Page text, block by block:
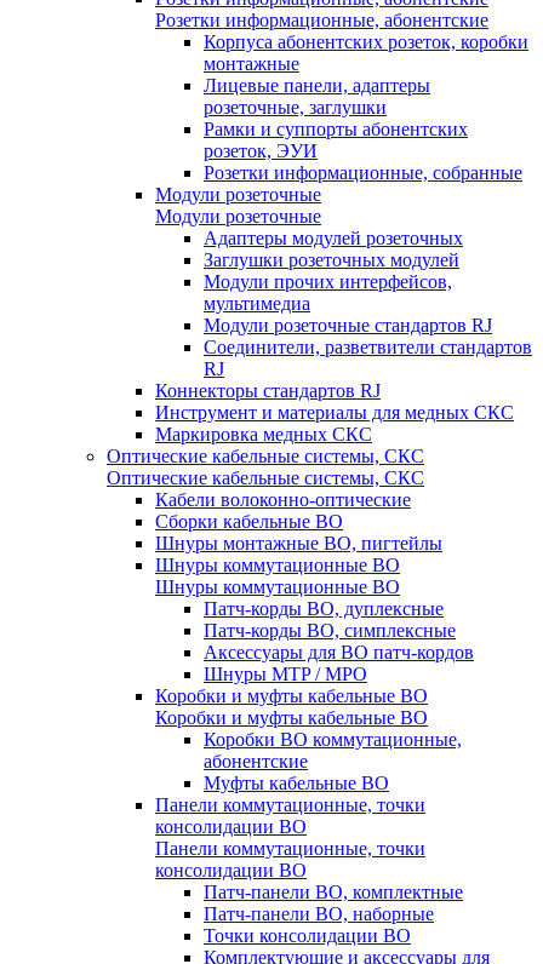
Розетки информационные, абонентские
Корпуса абонентских розеток, коробки
монтажные
Лицевые панели, адаптеры
розеточные, заглушки
Рамки и суппорты абонентских
розеток, ЭУИ
Розетки информационные, собранные
Модули розеточные
Модули розеточные
Адаптеры модулей розеточных
Заглушки розеточных модулей
Модули прочих интерфейсов,
мультимедиа
Модули розеточные стандартов RJ
Соединители, разветвители стандартов
RJ
Коннекторы стандартов RJ
Инструмент и материалы для медных СКС
Маркировка медных СКС
Оптические кабельные системы, СКС
Оптические кабельные системы, СКС
Кабели волоконно-оптические
Сборки кабельные ВО
Шнуры монтажные ВО, пигтейлы
Шнуры коммутационные ВО
Шнуры коммутационные ВО
Патч-корды ВО, дуплексные
Патч-корды ВО, симплексные
Аксессуары для ВО патч-кордов
Шнуры MTP / MPO
Коробки и муфты кабельные ВО
Коробки и муфты кабельные ВО
Коробки ВО коммутационные,
абонентские
Муфты кабельные ВО
Панели коммутационные, точки
консолидации ВО
Панели коммутационные, точки
консолидации ВО
Патч-панели ВО, комплектные
Патч-панели ВО, наборные
Точки консолидации ВО
Комплектующие и аксессуары для